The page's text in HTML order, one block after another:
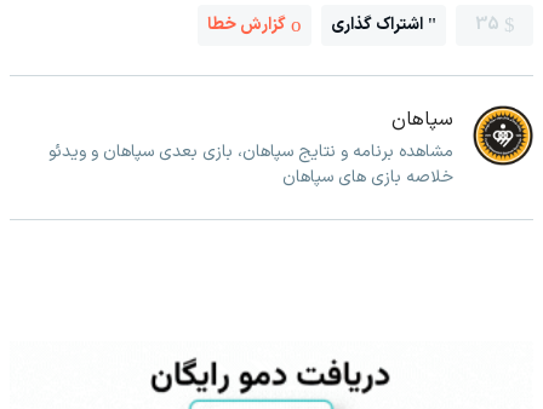
35 اشتراک گذاری گزارش خطا
سپاهان
مشاهده برنامه و نتایج سپاهان، بازی بعدی سپاهان و ویدئو
خلاصه بازی های سپاهان